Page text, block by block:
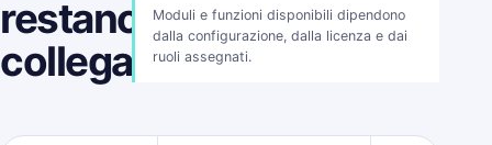
restano
collegati.
Moduli e funzioni disponibili dipendono
dalla configurazione, dalla licenza e dai
ruoli assegnati.